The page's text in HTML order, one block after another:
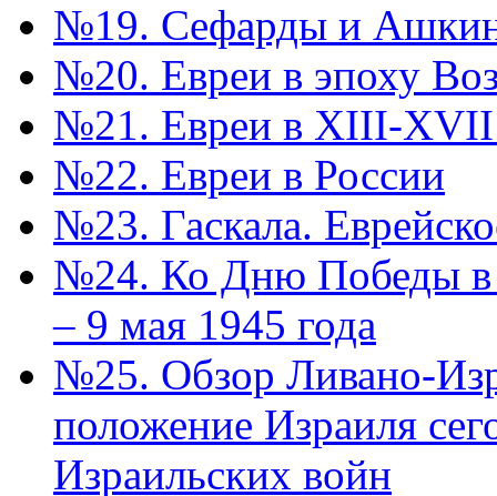
№19. Сефарды и
№20. Евреи в эпоху
№21. Евреи в XIII-XVII
№22. Евреи в России
№23. Гаскала.
№24. Ко Дню Победы в
– 9 мая 1945 года
№25. Обзор Ливано-
положение Израиля
Израильских войн